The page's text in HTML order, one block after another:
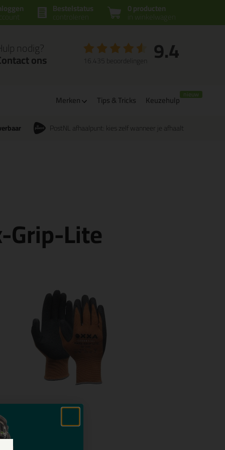
0 producten
in winkelwagen
Bestelstatus
controleren
nodig?
ons 9.4
16.435 beoordelingen
Merken Tips & Tricks Keuzehulp
PostNL afhaalpunt: kies zelf wanneer je afhaalt
Grip-Lite